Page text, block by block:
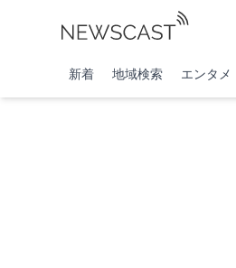
新着 地域検索 エンタメ